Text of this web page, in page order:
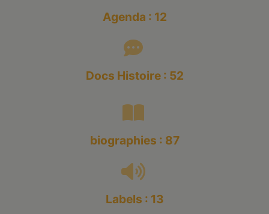
Agenda : 12
Docs Histoire : 52
biographies : 87
Labels : 13